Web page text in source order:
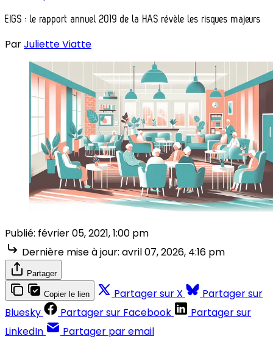
EIGS : le rapport annuel 2019 de la HAS révèle les risques majeurs
ParJuliette Viatte
Publié: février 05, 2021, 1:00 pm
Dernière mise à jour: avril 07, 2026, 4:16 pm
Partager
Copier le lien Partager sur X
Partager sur
Bluesky
Partager sur Facebook
Partager sur
LinkedIn
Partager par email